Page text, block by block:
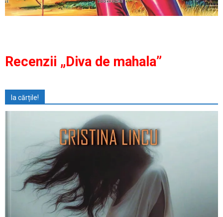
Recenzii „Diva de mahala”
Ia cărțile!